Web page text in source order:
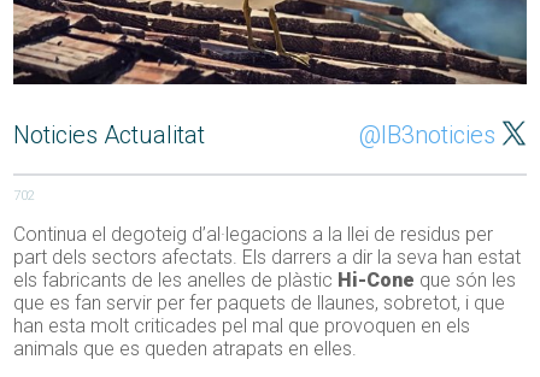
Noticies Actualitat @IB3noticies
702
Continua el degoteig d’al·legacions a la llei de residus per
part dels sectors afectats. Els darrers a dir la seva han estat
els fabricants de les anelles de plàstic Hi-Cone que són les
que es fan servir per fer paquets de llaunes, sobretot, i que
han esta molt criticades pel mal que provoquen en els
animals que es queden atrapats en elles.